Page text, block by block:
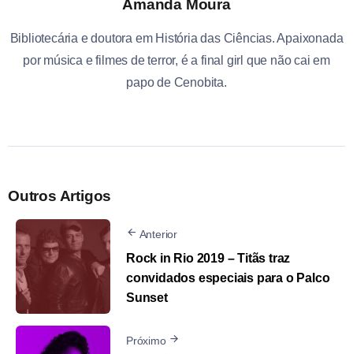
Amanda Moura
Bibliotecária e doutora em História das Ciências. Apaixonada
por música e filmes de terror, é a final girl que não cai em
papo de Cenobita.
Outros Artigos
Anterior
Rock in Rio 2019 – Titãs traz
convidados especiais para o Palco
Sunset
Próximo